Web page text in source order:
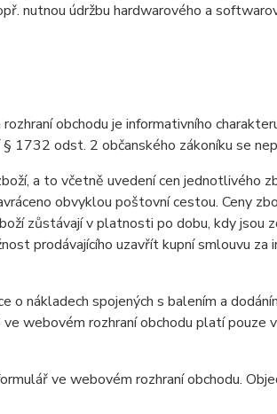
nutnou údržbu hardwarového a
obchodu je informativního
1732 odst. 2 občanského zákoníku se
a to včetně uvedení cen jednotlivého
obvyklou poštovní cestou. Ceny
zůstávají v platnosti po dobu, kdy jsou
prodávajícího uzavřít kupní smlouvu za
nákladech spojených s balením a
webovém rozhraní obchodu platí pouze
ve webovém rozhraní obchodu.